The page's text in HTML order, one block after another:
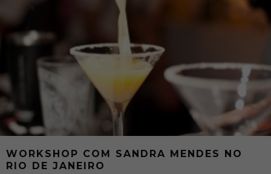
WORKSHOP COM SANDRA MENDES NO
RIO DE JANEIRO